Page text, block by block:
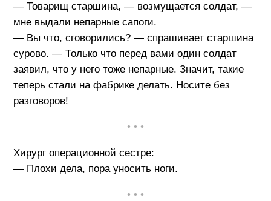
— Товарищ старшина, — возмущается солдат, —
мне выдали непарные сапоги.
— Вы что, сговорились? — спрашивает старшина
сурово. — Только что перед вами один солдат
заявил, что у него тоже непарные. Значит, такие
теперь стали на фабрике делать. Носите без
разговоров!
• • •
Хирург операционной сестре:
— Плохи дела, пора уносить ноги.
• • •